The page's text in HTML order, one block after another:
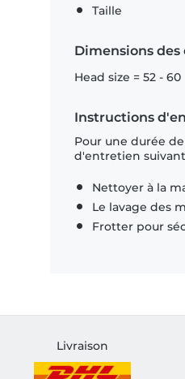
Taille
Dimensions
Head size = 52 - 60
Instructions
Pour une durée
d'entretien
Nettoyer à la
Le lavage des
Frotter pour
Livraison